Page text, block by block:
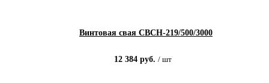
Винтовая свая СВСН-219/500/3000
12 384 руб. / шт